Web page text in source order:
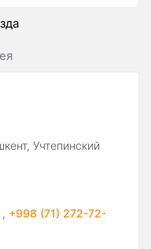
Учтепинский
, +998 (71) 272-72-